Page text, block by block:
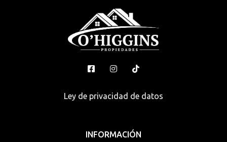
Ley de privacidad de datos
INFORMACIÓN